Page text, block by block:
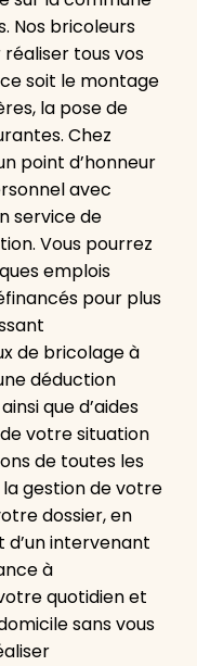
Nos bricoleurs
tous vos
soit le montage
la pose de
Chez
point d’honneur
avec
service de
Vous pourrez
emplois
pour plus
de bricolage à
déduction
que d’aides
votre situation
de toutes les
gestion de votre
dossier, en
intervenant
à
quotidien et
sans vous